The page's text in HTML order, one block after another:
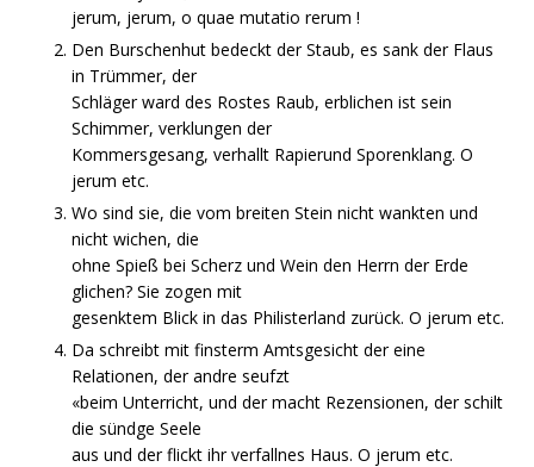
jerum, jerum, o quae mutatio rerum !
Den Burschenhut bedeckt der Staub, es sank der Flaus
in Trümmer, der
Schläger ward des Rostes Raub, erblichen ist sein
Schimmer, verklungen der
Kommersgesang, verhallt Rapierund Sporenklang. O
jerum etc.
Wo sind sie, die vom breiten Stein nicht wankten und
nicht wichen, die
ohne Spieß bei Scherz und Wein den Herrn der Erde
glichen? Sie zogen mit
gesenktem Blick in das Philisterland zurück. O jerum etc.
Da schreibt mit finsterm Amtsgesicht der eine
Relationen, der andre seufzt
«beim Unterricht, und der macht Rezensionen, der schilt
die sündge Seele
aus und der flickt ihr verfallnes Haus. O jerum etc.